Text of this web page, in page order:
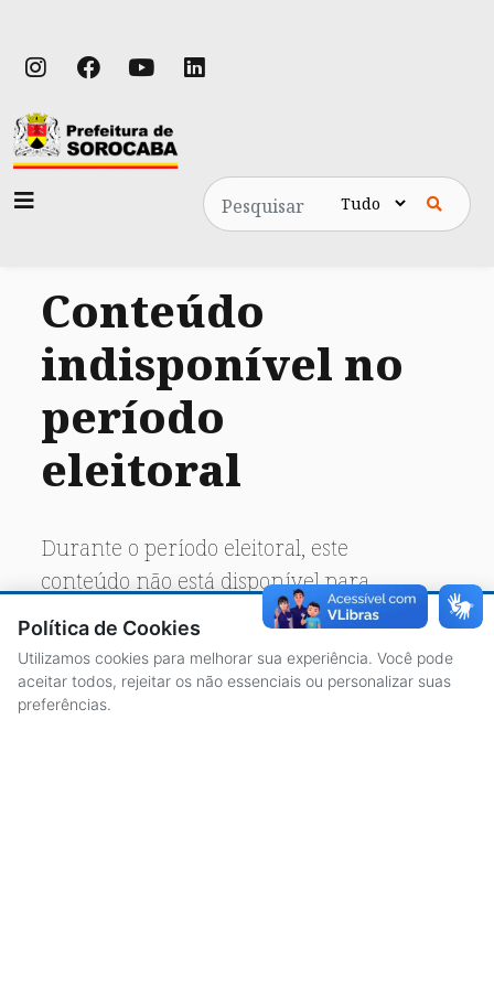
Pesquisa
Conteúdo
indisponível no
período
eleitoral
Durante o período eleitoral, este
conteúdo não está disponível para
acesso público.
Política de Cookies
Utilizamos cookies para melhorar sua experiência. Você pode
aceitar todos, rejeitar os não essenciais ou personalizar suas
preferências.